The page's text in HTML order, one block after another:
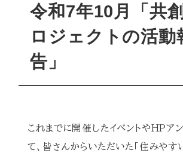
令和7年10月「共
ロジェクトの活動
告」
これまでに開催したイベントやHPア
て、皆さんからいただいた「住みやす